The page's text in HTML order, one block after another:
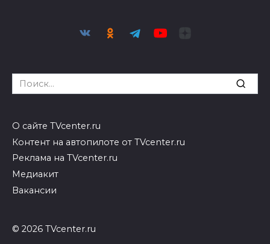
Search
for:
О сайте TVcenter.ru
Контент на автопилоте от TVcenter.ru
Реклама на TVcenter.ru
Медиакит
Вакансии
© 2026 TVcenter.ru